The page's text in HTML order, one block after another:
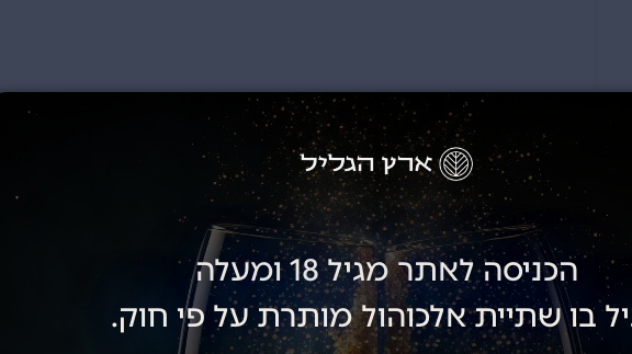
הכניסה לאתר מגיל 18 ומעלה
בו שתיית אלכוהול מותרת על פי חוק.